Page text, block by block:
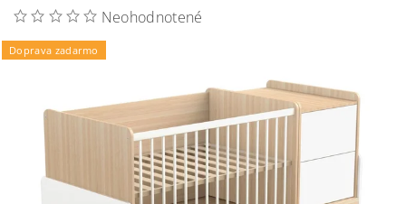
Neohodnotené
Doprava zadarmo